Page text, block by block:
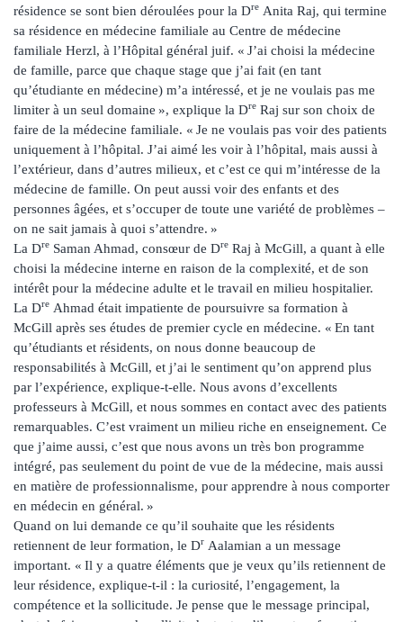
résidence se sont bien déroulées pour la Dre Anita Raj, qui termine
sa résidence en médecine familiale au Centre de médecine
familiale Herzl, à l’Hôpital général juif. « J’ai choisi la médecine
de famille, parce que chaque stage que j’ai fait (en tant
qu’étudiante en médecine) m’a intéressé, et je ne voulais pas me
limiter à un seul domaine », explique la Dre Raj sur son choix de
faire de la médecine familiale. « Je ne voulais pas voir des patients
uniquement à l’hôpital. J’ai aimé les voir à l’hôpital, mais aussi à
l’extérieur, dans d’autres milieux, et c’est ce qui m’intéresse de la
médecine de famille. On peut aussi voir des enfants et des
personnes âgées, et s’occuper de toute une variété de problèmes –
on ne sait jamais à quoi s’attendre. »
La Dre Saman Ahmad, consœur de Dre Raj à McGill, a quant à elle
choisi la médecine interne en raison de la complexité, et de son
intérêt pour la médecine adulte et le travail en milieu hospitalier.
La Dre Ahmad était impatiente de poursuivre sa formation à
McGill après ses études de premier cycle en médecine. « En tant
qu’étudiants et résidents, on nous donne beaucoup de
responsabilités à McGill, et j’ai le sentiment qu’on apprend plus
par l’expérience, explique-t-elle. Nous avons d’excellents
professeurs à McGill, et nous sommes en contact avec des patients
remarquables. C’est vraiment un milieu riche en enseignement. Ce
que j’aime aussi, c’est que nous avons un très bon programme
intégré, pas seulement du point de vue de la médecine, mais aussi
en matière de professionnalisme, pour apprendre à nous comporter
en médecin en général. »
Quand on lui demande ce qu’il souhaite que les résidents
retiennent de leur formation, le Dr Aalamian a un message
important. « Il y a quatre éléments que je veux qu’ils retiennent de
leur résidence, explique-t-il : la curiosité, l’engagement, la
compétence et la sollicitude. Je pense que le message principal,